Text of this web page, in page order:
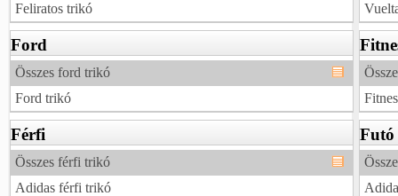
Feliratos trikó
Ford
Összes ford trikó
Ford trikó
Férfi
Összes férfi trikó
Adidas férfi trikó
Futó